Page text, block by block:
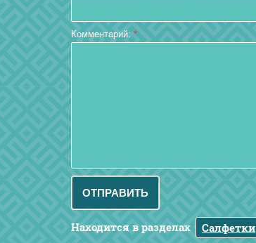
Комментарий:*
Находится в разделах Салфетки